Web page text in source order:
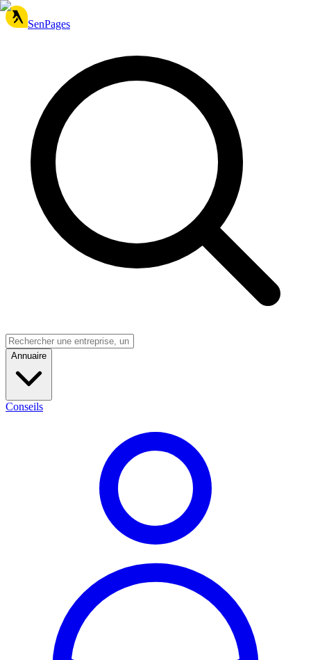
SenPages
Annuaire
Conseils